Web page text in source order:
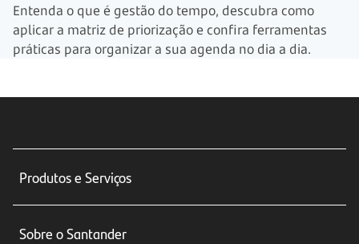
Entenda o que é gestão do tempo, descubra como
aplicar a matriz de priorização e confira ferramentas
práticas para organizar a sua agenda no dia a dia.
Produtos e Serviços
Sobre o Santander